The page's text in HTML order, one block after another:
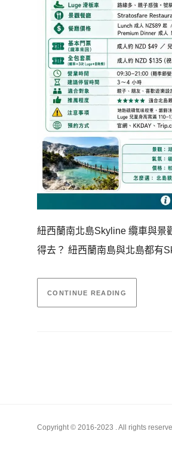
紐西蘭南北島Skyline 纜車與景
得去？ 紐西蘭南島與北島都有
CONTINUE READING
Copyright © 2016-2023 . All rights